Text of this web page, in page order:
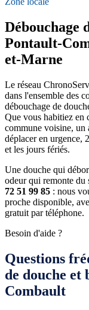
Débouchage
Pontault-
et-Marne
Le réseau
dans l'ensemble des
débouchage de
Que vous habitiez en
commune voisine, un
déplacer en urgence,
et les jours fériés.
Une douche qui
odeur qui remonte du
72 51 99 85 : nous
proche disponible,
gratuit par téléphone.
Besoin d'aide ?
Questions
de douche
Combault